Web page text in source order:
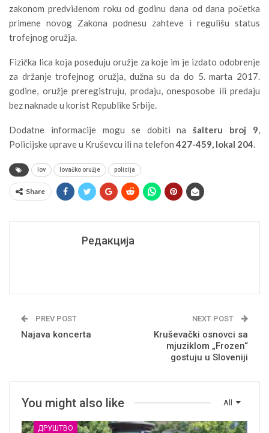
zakonom predviđenom roku od godinu dana od dana početka
primene novog Zakona podnesu zahteve i regulišu status
trofejnog oružja.
Fizička lica koja poseduju oružje za koje im je izdato odobrenje
za držanje trofejnog oružja, dužna su da do 5. marta 2017.
godine, oružje preregistruju, prodaju, onesposobe ili predaju
bez naknade u korist Republike Srbije.
Dodatne informacije mogu se dobiti našalteru broj 9,
Policijske uprave u Kruševcu ili na telefon427-459, lokal 204.
lov lovačko oružje policija
Share
Редакција
PREV POST
Najava koncerta
NEXT POST
Kruševački osnovci sa
mjuziklom „Frozen“
gostuju u Sloveniji
All
You might also like
ДРУШТВО